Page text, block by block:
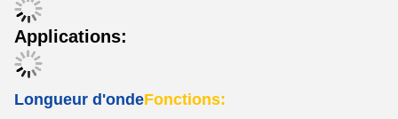
Applications:
Longueur d'ondeFonctions: